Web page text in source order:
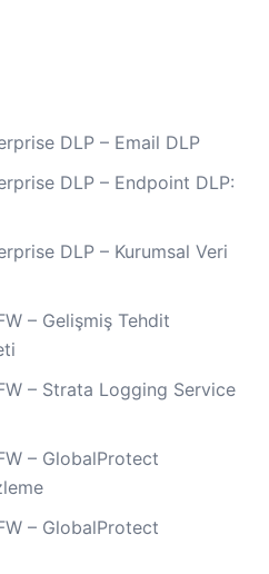
DLP – Email DLP
DLP – Endpoint DLP:
DLP – Kurumsal Veri
– Gelişmiş Tehdit
– Strata Logging Service
– GlobalProtect
– GlobalProtect